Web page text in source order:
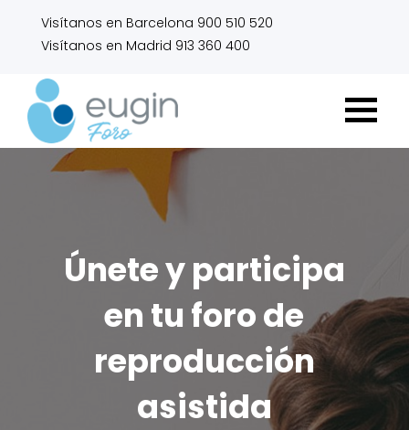
Visítanos en Barcelona 900 510 520
Visítanos en Madrid 913 360 400
Únete y participa
en tu foro de
reproducción
asistida